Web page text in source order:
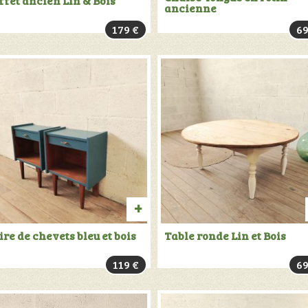
PANIER
179 €
ancienne
69
AJOUTER
PANIER
de chevets bleu et bois
119 €
Table ronde Lin et Bois
69